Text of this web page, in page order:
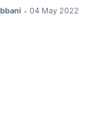
• 04 May 2022